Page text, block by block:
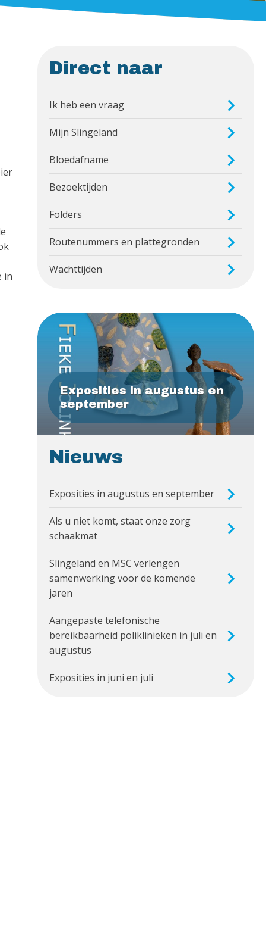
in
Direct naar
Ik heb een vraag
Mijn Slingeland
Bloedafname
Bezoektijden
Folders
Routenummers en plattegronden
Wachttijden
Exposities in augustus en
september
Nieuws
Exposities in augustus en september
Als u niet komt, staat onze zorg
schaakmat
Slingeland en MSC verlengen
samenwerking voor de komende
jaren
Aangepaste telefonische
bereikbaarheid poliklinieken in juli en
augustus
Exposities in juni en juli